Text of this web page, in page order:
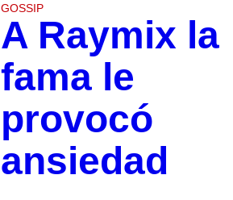
GOSSIP
A Raymix la
fama le
provocó
ansiedad